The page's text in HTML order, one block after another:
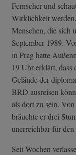
Fernseher und
Wirklichkeit
Menschen, die sich
September 1989.
in Prag hatte
19 Uhr erklärt,
Gelände der
BRD ausreisen
als dort zu sein.
bräuchte er drei
unerreichbar für
Seit Wochen